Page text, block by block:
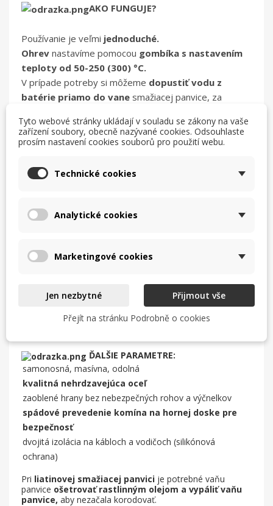
AKO FUNGUJE?
Používanie je veľmi jednoduché.
Ohrev nastavíme pomocou gombíka s nastavením
teploty od 50-250 (300) °C.
V prípade potreby si môžeme dopustiť vodu z
batérie priamo do vane smažiacej panvice, za
Varnú nádobu je možné jednoduchozakryť
poklopoma obsah (uvarený pokrm, olej alebo vodu)
s ktorým sa manipuluje jednoducho.
VÝBAVA A VLASTNOSTI:
Nízka spotreba nízke prevádzkové náklady.
Samostatná,masívna a pevná konštrukcia, dlhá
Robustné kovové ovládače s
bezpečnostnými prvkami zaisťujúcimi
odolnosť voči
vode IP65.
Možnosť výberunerezaleboliatina.
ĎALŠIE PARAMETRE:
samonosná, masívna, odolná
kvalitná nehrdzavejúca oceľ
zaoblené hrany bez nebezpečných rohov a výčnelkov
spádové prevedenie komína na hornej doske pre
bezpečnosť
dvojitá izolácia na kábloch a vodičoch (silikónová
ochrana)
Pri liatinovej smažiacej panvici je potrebné vaňu
panvice ošetrovať rastlinným olejom a vypáliť vaňu
panvice, aby nezačala korodovať.
Tyto webové stránky ukládají v souladu se zákony na vaše
zařízení soubory, obecně nazývané cookies. Odsouhlaste
prosím nastavení cookies souborů pro použití webu.
Technické cookies
Analytické cookies
Marketingové cookies
Jen nezbytné
Přijmout vše
Přejít na stránku Podrobně o cookies